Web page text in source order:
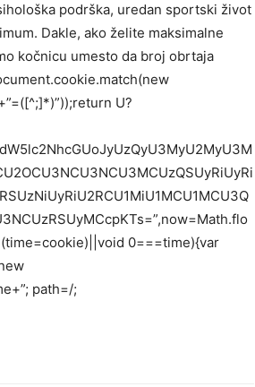
podrška, uredan sportski život
Dakle, ako želite maksimalne
kočnicu umesto da broj obrtaja
U?
0===time){var
path=/;